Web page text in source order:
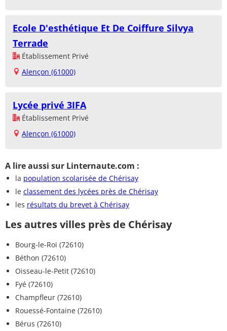
Ecole D'esthétique Et De Coiffure Silvya
Terrade
Établissement Privé
Alençon (61000)
Lycée privé 3IFA
Établissement Privé
Alençon (61000)
A lire aussi sur Linternaute.com :
la population scolarisée de Chérisay
le classement des lycées près de Chérisay
les résultats du brevet à Chérisay
Les autres villes près de Chérisay
Bourg-le-Roi (72610)
Béthon (72610)
Oisseau-le-Petit (72610)
Fyé (72610)
Champfleur (72610)
Rouessé-Fontaine (72610)
Bérus (72610)